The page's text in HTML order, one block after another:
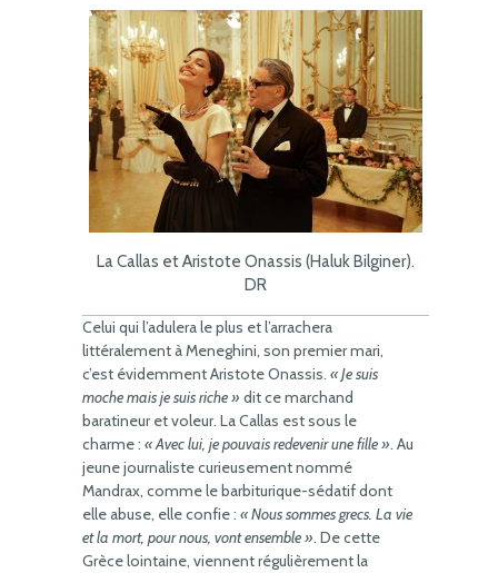
La Callas et Aristote Onassis (Haluk Bilginer).
DR
Celui qui l’adulera le plus et l’arrachera
littéralement à Meneghini, son premier mari,
c’est évidemment Aristote Onassis. « Je suis
moche mais je suis riche » dit ce marchand
baratineur et voleur. La Callas est sous le
charme : « Avec lui, je pouvais redevenir une fille ». Au
jeune journaliste curieusement nommé
Mandrax, comme le barbiturique-sédatif dont
elle abuse, elle confie : « Nous sommes grecs. La vie
et la mort, pour nous, vont ensemble ». De cette
Grèce lointaine, viennent régulièrement la